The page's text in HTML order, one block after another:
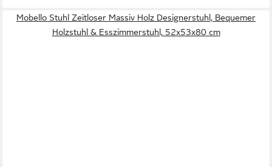
Mobello Stuhl Zeitloser Massiv Holz Designerstuhl, Bequemer
Holzstuhl & Esszimmerstuhl, 52x53x80 cm